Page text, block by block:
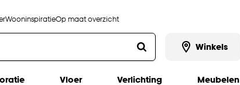
WooninspiratieOp maat overzicht
Winkels
Vloer Verlichting Meubelen